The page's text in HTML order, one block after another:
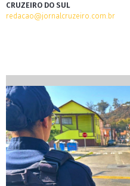
CRUZEIRO DO SUL
redacao@jornalcruzeiro.com.br